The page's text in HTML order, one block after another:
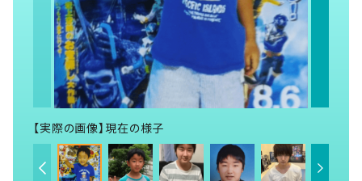
【実際の画像】現在の様子